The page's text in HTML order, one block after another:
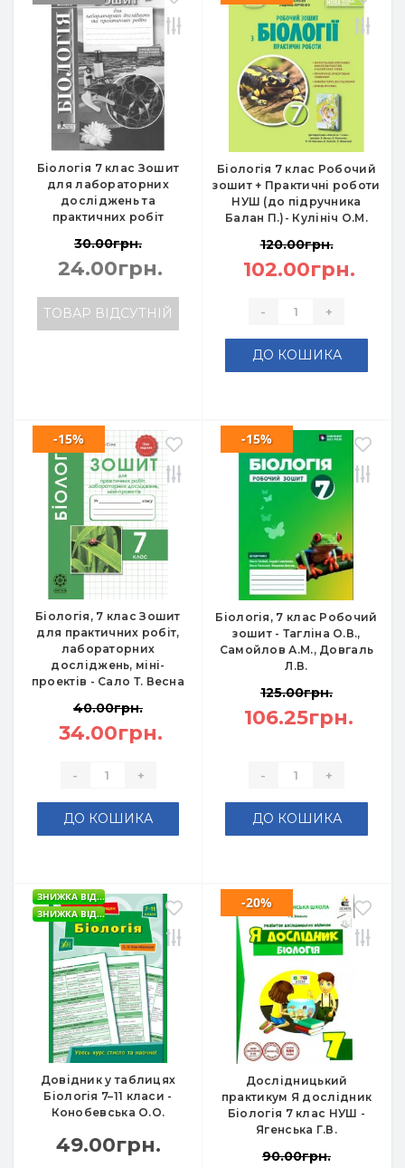
Біологія 7 клас Зошит
для лабораторних
досліджень та
практичних робіт
30.00грн.
24.00грн.
ТОВАР ВІДСУТНІЙ
Біологія 7 клас Робочий
зошит + Практичні роботи
НУШ (до підручника
Балан П.)- Кулініч О.М.
120.00грн.
102.00грн.
- +
ДО КОШИКА
Біологія, 7 клас Зошит
для практичних робіт,
лабораторних
досліджень, міні-
проектів - Сало Т. Весна
-15%
40.00грн.
34.00грн.
- +
ДО КОШИКА
Біологія, 7 клас Робочий
зошит - Тагліна О.В.,
Самойлов А.М., Довгаль
Л.В.
-15%
125.00грн.
106.25грн.
- +
ДО КОШИКА
Довідник у таблицях
Біологія 7–11 класи -
Конобевська О.О.
ЗНИЖКА ВІД...
ЗНИЖКА ВІД...
49.00грн.
Дослідницький
практикум Я дослідник
Біологія 7 клас НУШ -
Ягенська Г.В.
-20%
90.00грн.